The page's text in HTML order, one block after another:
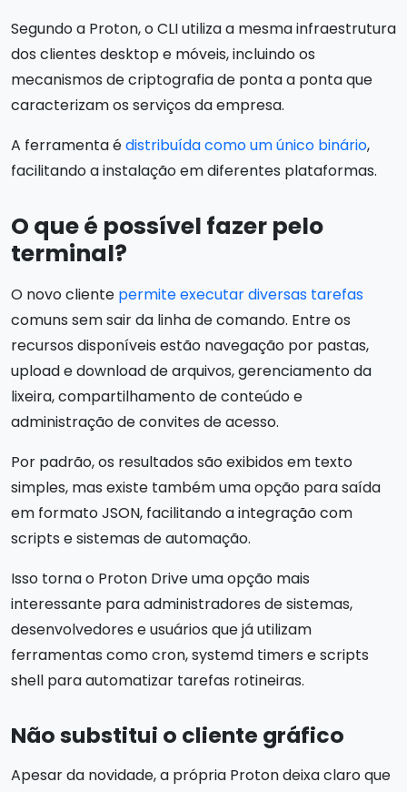
Segundo a Proton, o CLI utiliza a mesma infraestrutura
dos clientes desktop e móveis, incluindo os
mecanismos de criptografia de ponta a ponta que
caracterizam os serviços da empresa.
A ferramenta édistribuída como um único binário,
facilitando a instalação em diferentes plataformas.
O que é possível fazer pelo
terminal?
O novo cliente permite executar diversas tarefas
comuns sem sair da linha de comando. Entre os
recursos disponíveis estão navegação por pastas,
upload e download de arquivos, gerenciamento da
lixeira, compartilhamento de conteúdo e
administração de convites de acesso.
Por padrão, os resultados são exibidos em texto
simples, mas existe também uma opção para saída
em formato JSON, facilitando a integração com
scripts e sistemas de automação.
Isso torna o Proton Drive uma opção mais
interessante para administradores de sistemas,
desenvolvedores e usuários que já utilizam
ferramentas como cron, systemd timers e scripts
shell para automatizar tarefas rotineiras.
Não substitui o cliente gráfico
Apesar da novidade, a própria Proton deixa claro que